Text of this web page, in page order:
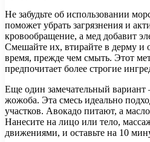
Не забудьте об использовании
поможет убрать загрязнения и
кровообращение, а мед добавит
Смешайте их, втирайте в дерму и
время, прежде чем смыть. Этот
предпочитает более строгие
Еще один замечательный вариант
жожоба. Эта смесь идеально
участков. Авокадо питают, а
Нанесите на лицо или тело,
движениями, и оставьте на 10